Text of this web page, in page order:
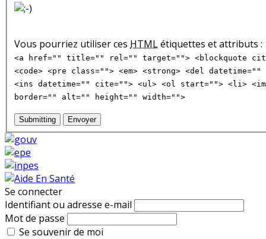
Vous pourriez utiliser ces HTMLétiquettes et attributs :
<a href="" title="" rel="" target=""> <blockquote
<code> <pre class=""> <em> <strong> <del
<ins datetime="" cite=""> <ul> <ol start=""> <li>
border="" alt="" height="" width="">
Submitting Envoyer
Se connecter
Identifiant ou adresse e-mail
Mot de passe
Se souvenir de moi